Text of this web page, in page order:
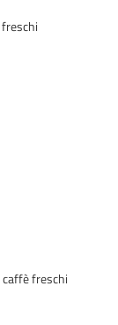
caffè freschi